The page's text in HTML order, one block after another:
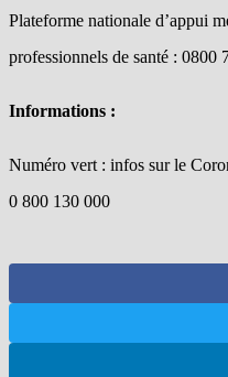
Plateforme nationale d’appui
professionnels de santé : 0800
Informations :
Numéro vert : infos sur le
0 800 130 000